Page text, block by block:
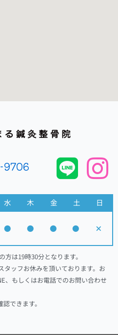
水 木 金 土
日
● ● ● ● ×
は19時30分となります。
ッフお休みを頂いております。お
、もしくはお電話でのお問い合わせ
認できます。